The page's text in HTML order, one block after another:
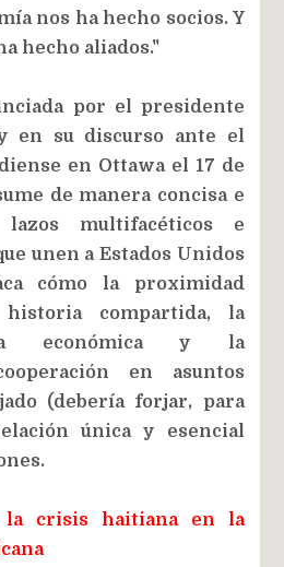
nos ha hecho socios. Y
hecho aliados."
por el presidente
en su discurso ante el
en Ottawa el 17 de
de manera concisa e
multifacéticos e
unen a Estados Unidos
cómo la proximidad
historia compartida, la
económica y la
en asuntos
(debería forjar, para
única y esencial
crisis haitiana en la